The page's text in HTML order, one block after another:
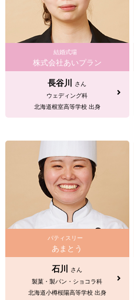
結婚式場
株式会社あいプラン
長谷川
さん
ウェディング科
北海道根室高等学校 出身
パティスリー
あまとう
石川
さん
製菓・製パン・ショコラ科
北海道小樽桜陽高等学校 出身